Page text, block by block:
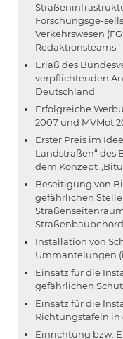
Forschungsge-
Verkehrswesen
Redaktionsteams
Erlaß des
verpflichtenden
Deutschland
Erfolgreiche
2007 und MVMot
Erster Preis im
Landstraßen“
dem Konzept
Beseitigung von
gefährlichen
Installation von
Ummantelungen
Einsatz für die
gefährlichen
Einsatz für die
Richtungstafeln
Einrichtung bzw.